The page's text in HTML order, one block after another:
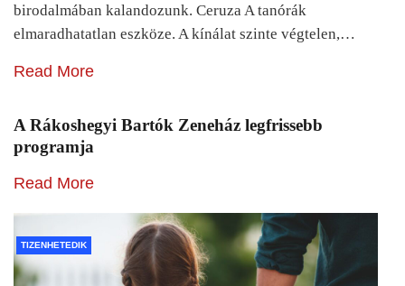
birodalmában kalandozunk. Ceruza A tanórák
elmaradhatatlan eszköze. A kínálat szinte végtelen,…
Read More
A Rákoshegyi Bartók Zeneház legfrissebb
programja
Read More
TIZENHETEDIK